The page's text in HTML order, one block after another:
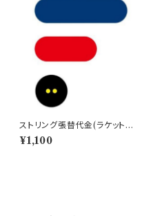
ストリング張替代金(ラケット購
入時のみ）
¥1,100